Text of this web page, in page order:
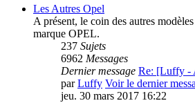
Les Autres Opel
A présent, le coin des autres
marque OPEL.
237 Sujets
6962 Messages
Dernier message Re: [Luffy -
parLuffy Voir le dernier
jeu. 30 mars 2017 16:22